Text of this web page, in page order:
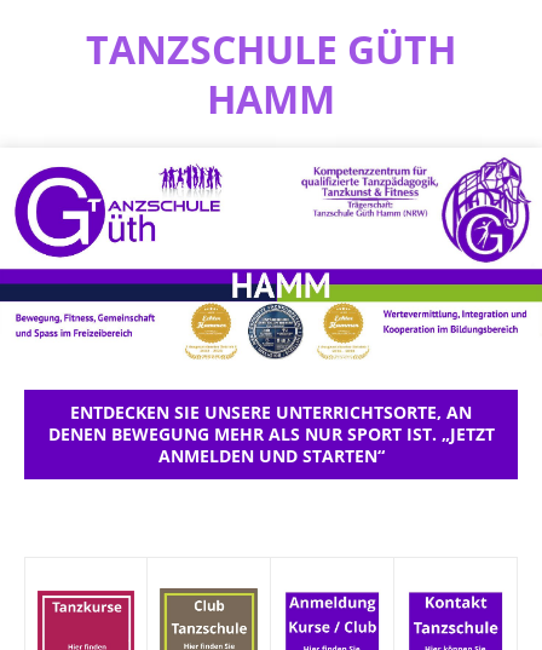
TANZSCHULE GÜTH
HAMM
ENTDECKEN SIE UNSERE UNTERRICHTSORTE, AN
DENEN BEWEGUNG MEHR ALS NUR SPORT IST. „JETZT
ANMELDEN UND STARTEN“